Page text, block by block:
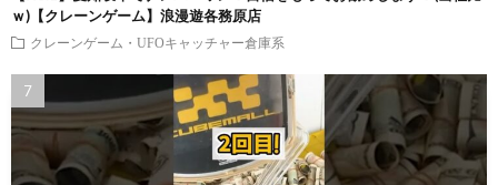
ｗ)【クレーンゲーム】浪漫遊各務原店
クレーンゲーム・UFOキャッチャー倉庫系